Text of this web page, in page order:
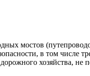
мостов
в том числе
хозяйства,